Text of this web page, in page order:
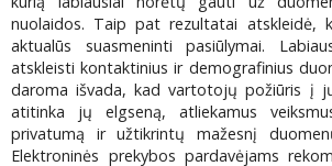
nuolaidos. Taip pat rezultatai atskleidė,
aktualūs suasmeninti pasiūlymai.
atskleisti kontaktinius ir demografinius
daroma išvada, kad vartotojų požiūris į
atitinka jų elgseną, atliekamus
privatumą ir užtikrintų mažesnį
Elektroninės prekybos pardavėjams